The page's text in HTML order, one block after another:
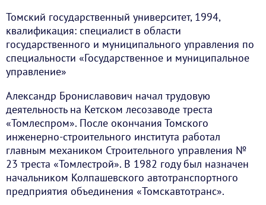
Томский государственный университет, 1994,
квалификация: специалист в области
государственного и муниципального управления по
специальности «Государственное и муниципальное
управление»
Александр Брониславович начал трудовую
деятельность на Кетском лесозаводе треста
«Томлеспром». После окончания Томского
инженерно-строительного института работал
главным механиком Строительного управления №
23 треста «Томлестрой». В 1982 году был назначен
начальником Колпашевского автотранспортного
предприятия объединения «Томскавтотранс».